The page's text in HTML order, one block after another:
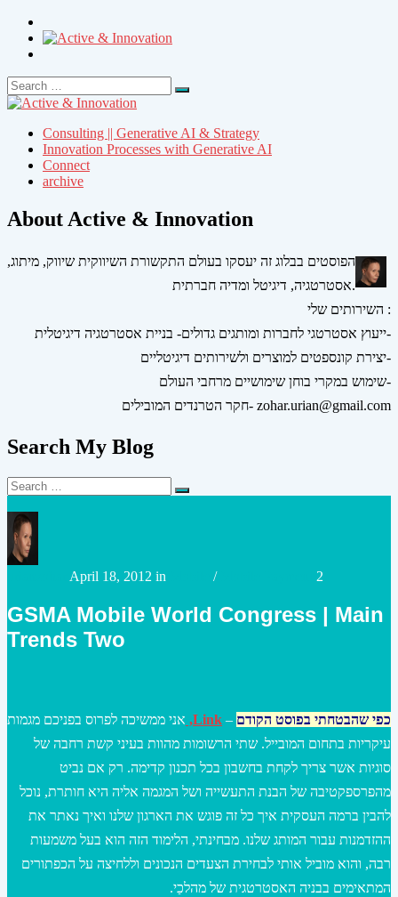
Search
for:
Search
Consulting || Generative AI & Strategy
Innovation Processes with Generative AI
Connect
archive
About Active & Innovation
הפוסטים בבלוג זה יעסקו בעולם התקשורת השיווקית שיווק, מיתוג,
אסטרטגיה, דיגיטל ומדיה חברתית.
השירותים שלי :
ייעוץ אסטרטגי לחברות ומותגים גדולים- בניית אסטרטגיה דיגיטלית-
יצירת קונספטים למוצרים ולשירותים דיגיטליים-
שימוש במקרי בוחן שימושיים מרחבי העולם-
חקר הטרנדים המובילים- zohar.urian@gmail.com
Search My Blog
Search
for:
Search
April 18, 2012 in / 2
GSMA Mobile World Congress | Main
Trends Two
כפי שהבטחתי בפוסט הקודם –
Link, אני ממשיכה לפרוס בפניכם מגמות
עיקריות בתחום המובייל. שתי הרשומות מהוות בעיני קשת רחבה של
סוגיות אשר צריך לקחת בחשבון בכל תכנון קדימה. רק אם נביט
מהפרספקטיבה של הבנת התעשייה ושל המגמה אליה היא חותרת, נוכל
להבין ברמה העסקית איך כל זה פוגש את הארגון שלנו ואיך נאתר את
ההזדמנות עבור המותג שלנו. מבחינתי, הלימוד הזה הוא בעל משמעות
רבה, והוא מוביל אותי לבחירת הצעדים הנכונים וללחיצה על הכפתורים
המתאימים בבניה האסטרטגית של מהלכַי.